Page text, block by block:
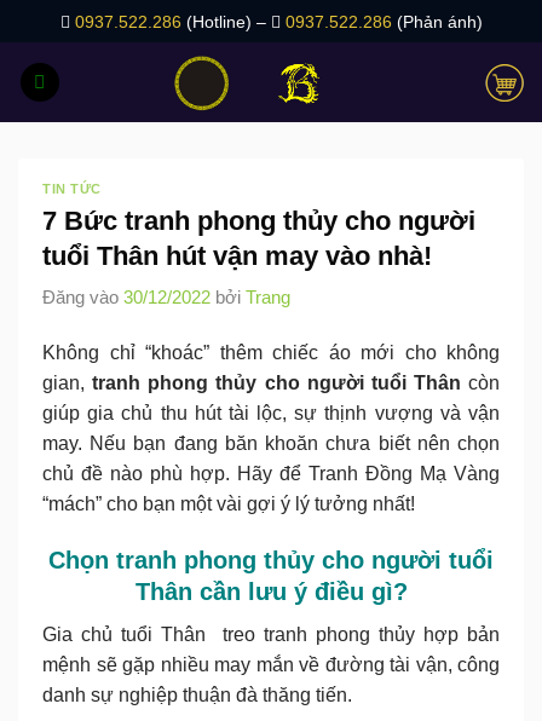
nội
dung
0937.522.286 (Hotline) – 0937.522.286 (Phản ánh)
TIN TỨC
7 Bức tranh phong thủy cho người
tuổi Thân hút vận may vào nhà!
Đăng vào 30/12/2022 bởi Trang
Không chỉ “khoác” thêm chiếc áo mới cho không
gian,tranh phong thủy cho người tuổi Thân còn
giúp gia chủ thu hút tài lộc, sự thịnh vượng và vận
may. Nếu bạn đang băn khoăn chưa biết nên chọn
chủ đề nào phù hợp. Hãy để Tranh Đồng Mạ Vàng
“mách” cho bạn một vài gợi ý lý tưởng nhất!
Chọn tranh phong thủy cho người tuổi
Thân cần lưu ý điều gì?
Gia chủ tuổi Thân treo tranh phong thủy hợp bản
mệnh sẽ gặp nhiều may mắn về đường tài vận, công
danh sự nghiệp thuận đà thăng tiến.